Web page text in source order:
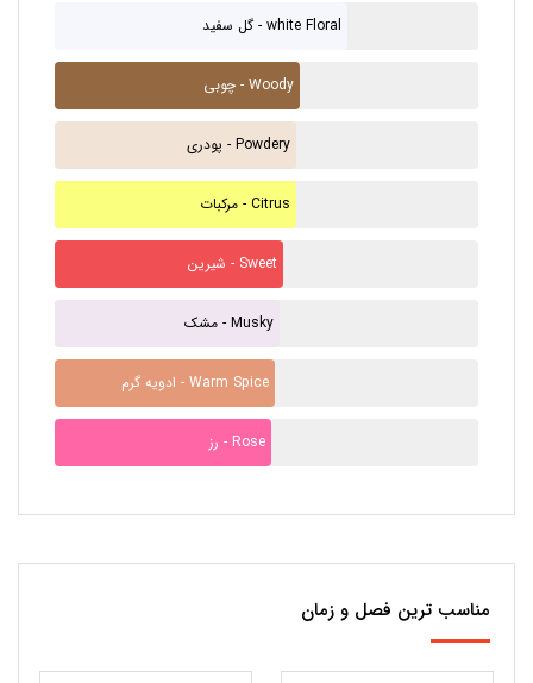
گل سفید - white Floral
چوبی - Woody
پودری - Powdery
مرکبات - Citrus
شیرین - Sweet
مشک - Musky
ادویه گرم - Warm Spice
رز - Rose
مناسب ترین فصل و زمان